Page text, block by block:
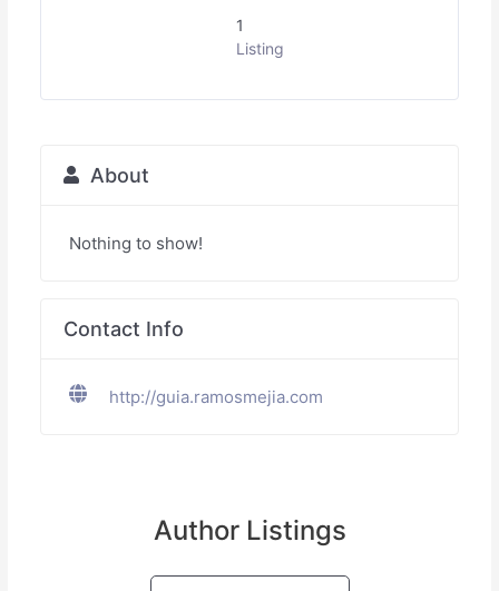
1
Listing
About
Nothing to show!
Contact Info
http://guia.ramosmejia.com
Author Listings